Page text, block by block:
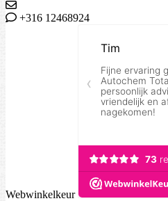
+316 12468924
Webwinkelkeur